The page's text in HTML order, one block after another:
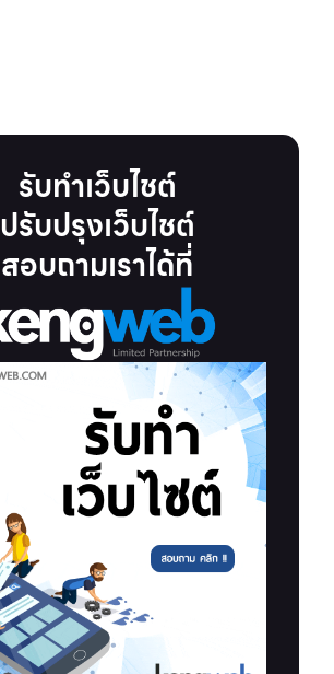
รับทำเว็บไชต์
ปรับปรุงเว็บไชต์
สอบถามเราได้ที่